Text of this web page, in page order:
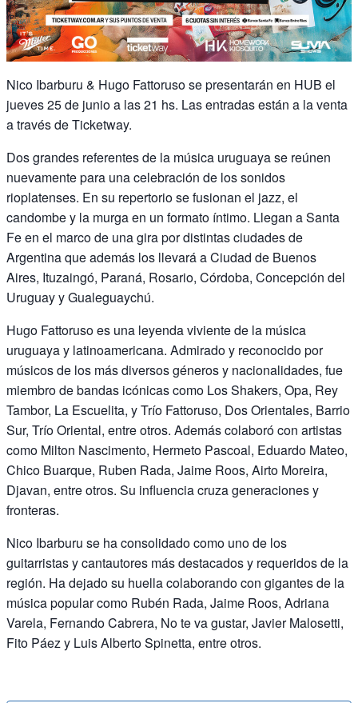
Nico Ibarburu & Hugo Fattoruso se presentarán en HUB el
jueves 25 de junio a las 21 hs. Las entradas están a la venta
a través de Ticketway.
Dos grandes referentes de la música uruguaya se reúnen
nuevamente para una celebración de los sonidos
rioplatenses. En su repertorio se fusionan el jazz, el
candombe y la murga en un formato íntimo. Llegan a Santa
Fe en el marco de una gira por distintas ciudades de
Argentina que además los llevará a Ciudad de Buenos
Aires, Ituzaingó, Paraná, Rosario, Córdoba, Concepción del
Uruguay y Gualeguaychú.
Hugo Fattoruso es una leyenda viviente de la música
uruguaya y latinoamericana. Admirado y reconocido por
músicos de los más diversos géneros y nacionalidades, fue
miembro de bandas icónicas como Los Shakers, Opa, Rey
Tambor, La Escuelita, y Trío Fattoruso, Dos Orientales, Barrio
Sur, Trío Oriental, entre otros. Además colaboró con artistas
como Milton Nascimento, Hermeto Pascoal, Eduardo Mateo,
Chico Buarque, Ruben Rada, Jaime Roos, Airto Moreira,
Djavan, entre otros. Su influencia cruza generaciones y
fronteras.
Nico Ibarburu se ha consolidado como uno de los
guitarristas y cantautores más destacados y requeridos de la
región. Ha dejado su huella colaborando con gigantes de la
música popular como Rubén Rada, Jaime Roos, Adriana
Varela, Fernando Cabrera, No te va gustar, Javier Malosetti,
Fito Páez y Luis Alberto Spinetta, entre otros.